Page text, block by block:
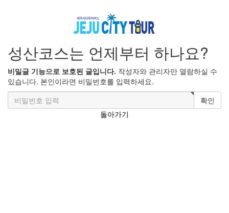
성산코스는 언제부터 하나요?
비밀글 기능으로 보호된 글입니다. 작성자와 관리자만 열람하실 수
있습니다. 본인이라면 비밀번호를 입력하세요.
확인
돌아가기